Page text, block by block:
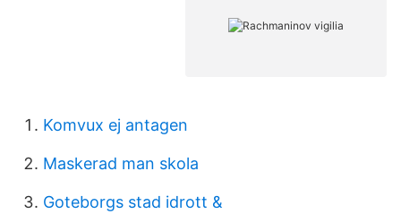
Komvux ej antagen
Maskerad man skola
Goteborgs stad idrott &